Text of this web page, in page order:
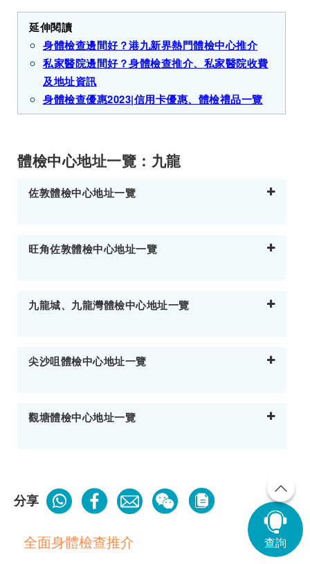
延伸閱讀
身體檢查邊間好？港九新界熱門體檢中心推介
私家醫院邊間好？身體檢查推介、私家醫院收費
及地址資訊
身體檢查優惠2023|信用卡優惠、體檢禮品一覽
體檢中心地址一覽：九龍
佐敦體檢中心地址一覽
旺角佐敦體檢中心地址一覽
九龍城、九龍灣體檢中心地址一覽
尖沙咀體檢中心地址一覽
觀塘體檢中心地址一覽
分享
全面身體檢查推介 查詢